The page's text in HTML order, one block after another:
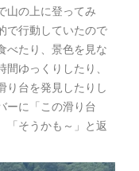
山の上に登ってみ
で行動していたので
べたり、景色を見な
ゆっくりしたり、
り台を発見したりし
ーに「この滑り台
「そうかも～」と返